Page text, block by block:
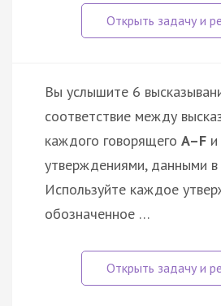
Вы услышите 6
соответствие между
каждого говорящего A–F и
утверждениями, данными в
Используйте каждое
обозначенное …